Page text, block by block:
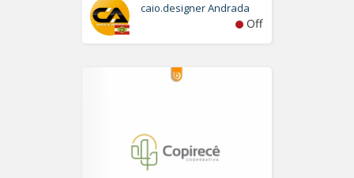
caio.designer Andrada
Off